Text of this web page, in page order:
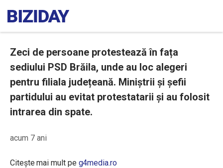
Zeci de persoane protestează în fața
sediului PSD Brăila, unde au loc alegeri
pentru filiala județeană. Miniștrii și șefii
partidului au evitat protestatarii și au folosit
intrarea din spate.
acum 7 ani
Citește mai mult pe g4media.ro